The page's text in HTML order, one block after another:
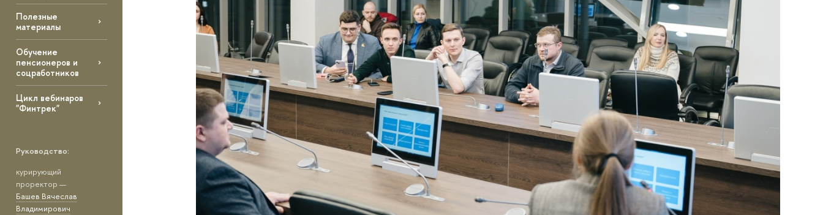
Полезные
материалы
Обучение
пенсионеров и
соцработников
Цикл вебинаров
"Финтрек"
Руководство:
курирующий
проректор —
Башев Вячеслав
Владимирович